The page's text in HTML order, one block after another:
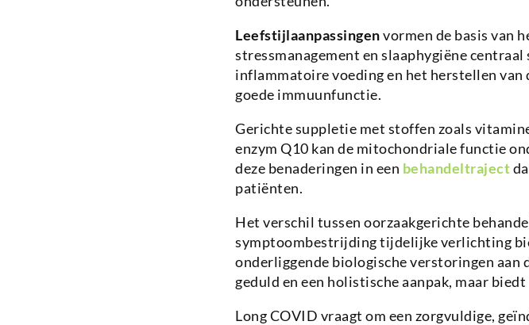
Leefstijlaanpassingenvormen de basis van
stressmanagement en slaaphygiëne
inflammatoire voeding en het herstellen van
goede immuunfunctie.
Gerichte suppletie met stoffen zoals
enzym Q10 kan de mitochondriale functie
deze benaderingen in een behandeltraject
patiënten.
Het verschil tussen oorzaakgerichte
symptoombestrijding tijdelijke verlichting
onderliggende biologische verstoringen aan
geduld en een holistische aanpak, maar
Long COVID vraagt om een zorgvuldige,